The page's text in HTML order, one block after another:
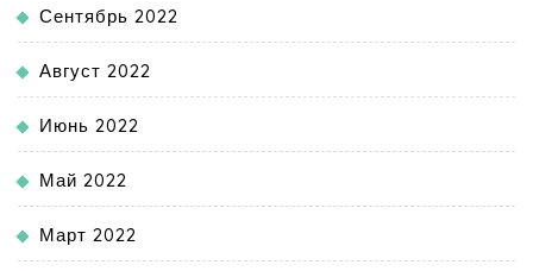
Сентябрь 2022
Август 2022
Июнь 2022
Май 2022
Март 2022